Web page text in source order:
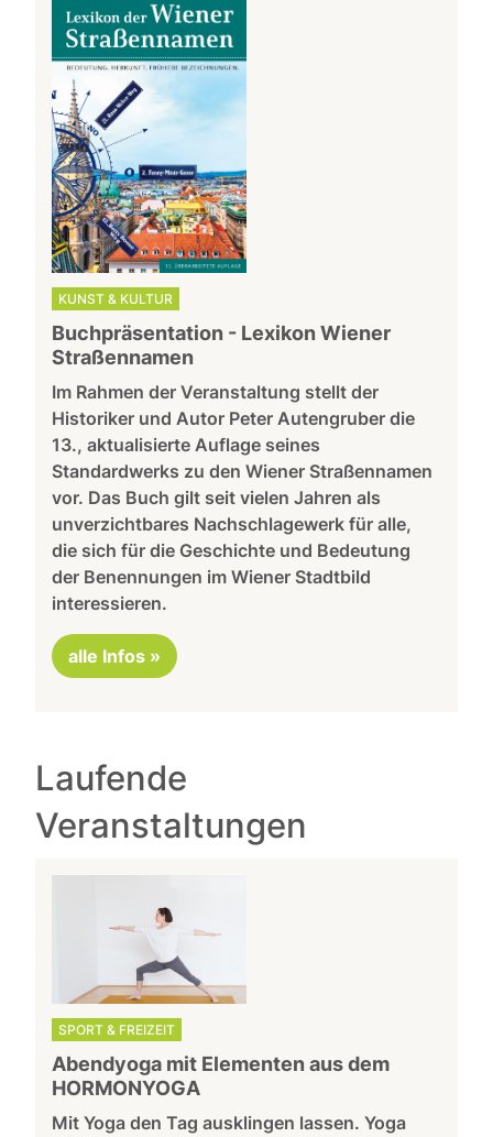
KUNST & KULTUR
Buchpräsentation - Lexikon Wiener
Straßennamen
Im Rahmen der Veranstaltung stellt der
Historiker und Autor Peter Autengruber die
13., aktualisierte Auflage seines
Standardwerks zu den Wiener Straßennamen
vor. Das Buch gilt seit vielen Jahren als
unverzichtbares Nachschlagewerk für alle,
die sich für die Geschichte und Bedeutung
der Benennungen im Wiener Stadtbild
interessieren.
alle Infos »
Laufende
Veranstaltungen
SPORT & FREIZEIT
Abendyoga mit Elementen aus dem
HORMONYOGA
Mit Yoga den Tag ausklingen lassen. Yoga